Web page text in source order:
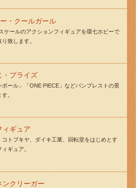
・クールガール
ケールのアクションフィギュアを環七ホビーで
致します。
・プライズ
ボール」「ONE PIECE」などバンプレストの景
。
ィギュア
コトブキヤ、ダイキ工業、回転堂をはじめとす
ギュア。
ンクリーガー